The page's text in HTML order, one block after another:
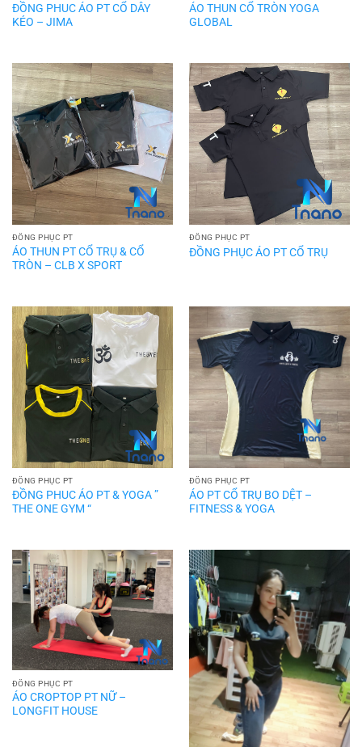
ĐỒNG PHUC ÁO PT CỔ DÂY
KÉO – JIMA
ÁO THUN CỔ TRÒN YOGA
GLOBAL
ĐỒNG PHỤC PT
ÁO THUN PT CỔ TRỤ & CỔ
TRÒN – CLB X SPORT
ĐỒNG PHỤC PT
ĐỒNG PHỤC ÁO PT CỔ TRỤ
ĐỒNG PHỤC PT
ĐỒNG PHUC ÁO PT & YOGA ”
THE ONE GYM “
ĐỒNG PHỤC PT
ÁO PT CỔ TRỤ BO DỆT –
FITNESS & YOGA
ĐỒNG PHỤC PT
ÁO CROPTOP PT NỮ –
LONGFIT HOUSE